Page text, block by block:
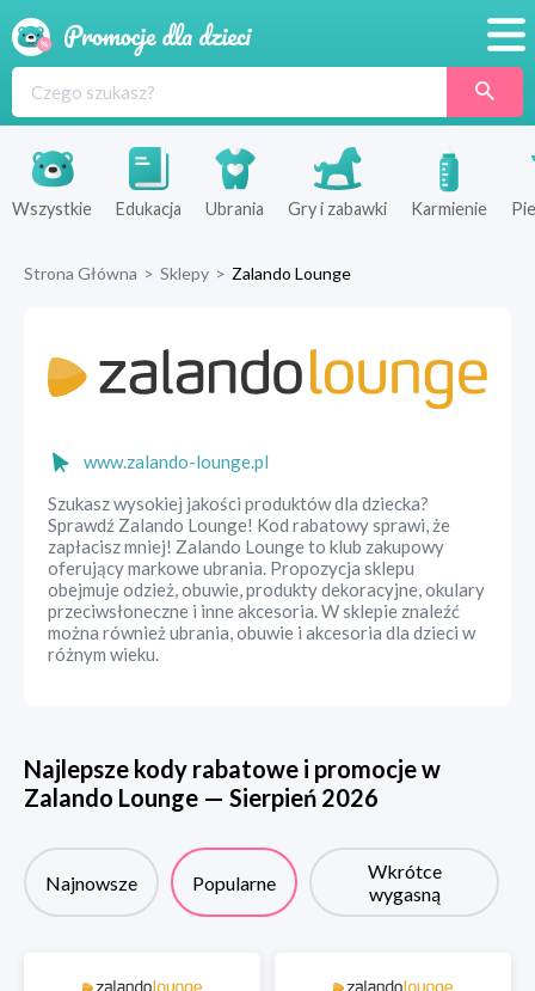
Produkty
Sklepy
Wszystkie Edukacja Ubrania Gry i zabawki Karmienie
Strona Główna > Sklepy > Zalando Lounge
www.zalando-lounge.pl
Szukasz wysokiej jakości produktów dla dziecka?
Sprawdź Zalando Lounge! Kod rabatowy sprawi, że
zapłacisz mniej! Zalando Lounge to klub zakupowy
oferujący markowe ubrania. Propozycja sklepu
obejmuje odzież, obuwie, produkty dekoracyjne, okulary
przeciwsłoneczne i inne akcesoria. W sklepie znaleźć
można również ubrania, obuwie i akcesoria dla dzieci w
różnym wieku.
Najlepsze kody rabatowe i promocje w
Zalando Lounge — Sierpień 2026
Najnowsze Popularne
Wkrótce
wygasną